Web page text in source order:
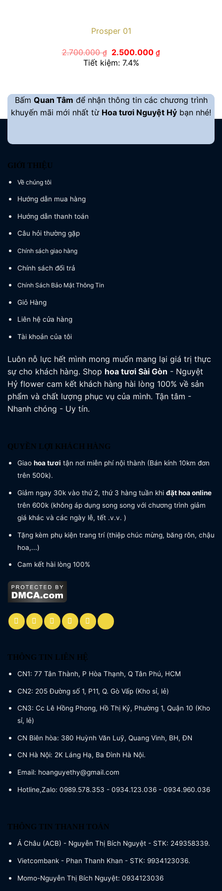
Prosper 01
2.700.000₫
Giá
gốc
là:
2.500.000₫Giá
Tiết kiệm: 7.4%
Bấm Quan Tâm để nhận thông tin các chương trình
khuyến mãi mới nhất từ Hoa tươi Nguyệt Hỷ bạn nhé!
GIỚI THIỆU
Về chúng tôi
Hướng dẫn mua hàng
Hướng dẫn thanh toán
Câu hỏi thường gặp
Chính sách giao hàng
Chính sách đổi trả
Chính Sách Bảo Mật Thông Tin
Giỏ Hàng
Liên hệ cửa hàng
Tài khoản của tôi
Luôn nỗ lực hết mình mong muốn mang lại giá trị thực
sự cho khách hàng. Shop hoa tươi Sài Gòn - Nguyệt
Hỷ flower cam kết khách hàng hài lòng 100% về sản
phẩm và chất lượng phục vụ của mình. Tận tâm -
Nhanh chóng - Uy tín.
QUYỀN LỢI KHÁCH HÀNG
Giao hoa tươi tận nơi miễn phí nội thành (Bán kính 10km đơn
trên 500k).
Giảm ngay 30k vào thứ 2, thứ 3 hàng tuần khi đặt hoa online
trên 600k (không áp dụng song song với chương trình giảm
giá khác và các ngày lễ, tết .v.v. )
Tặng kèm phụ kiện trang trí (thiệp chúc mừng, băng rôn, chậu
hoa,...)
Cam kết hài lòng 100%
THÔNG TIN LIÊN HỆ
CN1: 77 Tân Thành, P Hòa Thạnh, Q Tân Phú, HCM
CN2: 205 Đường số 1, P11, Q. Gò Vấp (Kho sỉ, lẻ)
CN3: Cc Lê Hồng Phong, Hồ Thị Kỷ, Phường 1, Quận 10 (Kho
sỉ, lẻ)
CN Biên hòa: 380 Huỳnh Văn Luỹ, Quang Vinh, BH, ĐN
CN Hà Nội: 2K Láng Hạ, Ba Đình Hà Nội.
Email: hoanguyethy@gmail.com
Hotline,Zalo: 0989.578.353 - 0934.123.036 - 0934.960.036
THÔNG TIN THANH TOÁN
Á Châu (ACB) - Nguyễn Thị Bích Nguyệt - STK: 249358339.
Vietcombank - Phan Thanh Khan - STK: 9934123036.
Momo-Nguyễn Thị Bích Nguyệt: 0934123036